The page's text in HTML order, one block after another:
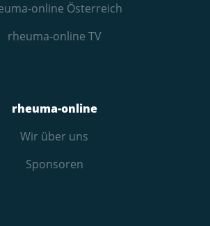
online Österreich
rheuma-online TV
rheuma-online
Wir über uns
Sponsoren